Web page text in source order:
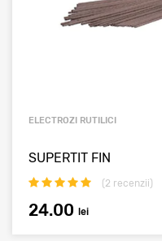
ELECTROZI RUTILICI
SUPERTIT FIN
(2 recenzii)
24.00 lei